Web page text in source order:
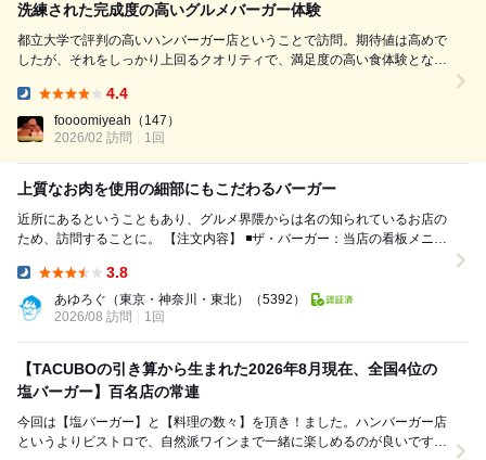
洗練された完成度の高いグルメバーガー体験
都立大学で評判の高いハンバーガー店ということで訪問。期待値は高めで
したが、それをしっかり上回るクオリティで、満足度の高い食体験となり
は肉の旨みがしっかりと感じられながらも重たすぎず、ジューシーさと軽
やかさを両立しています。バ...
4.4
foooomiyeah （147）
2026/02 訪問
1回
上質なお肉を使用の細部にもこだわるバーガー
近所にあるということもあり、グルメ界隈からは名の知られているお店の
ため、訪問することに。 【注文内容】 ◾️ザ・バーガー：当店の看板メニュ
3.8
あゆろぐ（東京・神奈川・東北）
（5392）
2026/08 訪問
1回
【TACUBOの引き算から生まれた2026年8月現在、全国4位の
塩バーガー】百名店の常連
今回は【塩バーガー】と【料理の数々】を頂き！ました。ハンバーガー店
というよりビストロで、自然派ワインまで一緒に楽しめるのが良いです。